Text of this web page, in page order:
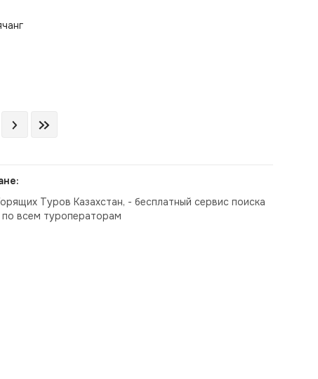
Туров Казахстан, - бесплатный сервис поиска
по всем туроператорам